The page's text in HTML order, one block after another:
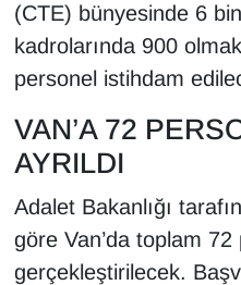
(CTE) bünyesinde 6
kadrolarında 900
personel istihdam
VAN’A 72
AYRILDI
Adalet Bakanlığı
göre Van’da toplam 72
gerçekleştirilecek.
Kamu Alımları
Kim Kimdir?
Kültür & Sanat
KURDÎ
MAGAZİN